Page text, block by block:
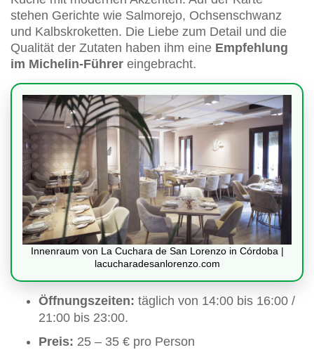
stehen Gerichte wie Salmorejo, Ochsenschwanz
und Kalbskroketten. Die Liebe zum Detail und die
Qualität der Zutaten haben ihm eine Empfehlung
im Michelin-Führer eingebracht.
Innenraum von La Cuchara de San Lorenzo in Córdoba |
lacucharadesanlorenzo.com
Öffnungszeiten: täglich von 14:00 bis 16:00 /
21:00 bis 23:00.
Preis: 25 – 35 € pro Person